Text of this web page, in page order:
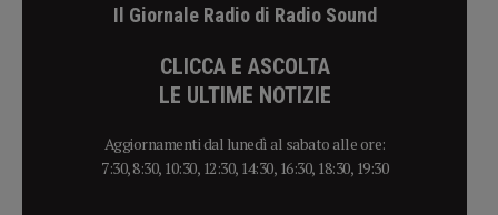
Il Giornale Radio di Radio Sound
CLICCA E ASCOLTA
LE ULTIME NOTIZIE
Aggiornamenti dal lunedì al sabato alle ore:
7:30, 8:30, 10:30, 12:30, 14:30, 16:30, 18:30, 19:30